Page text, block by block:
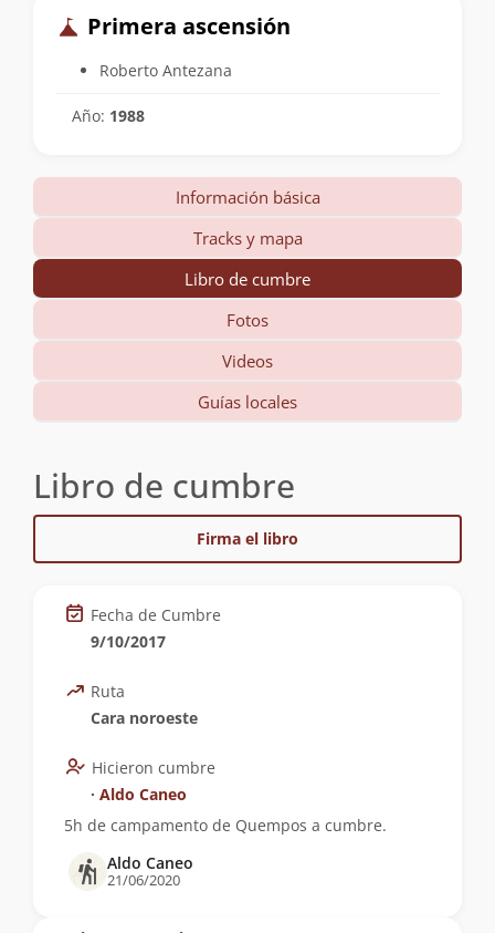
Primera ascensión
Roberto Antezana
Año: 1988
Información básica
Tracks y mapa
Libro de cumbre
Fotos
Videos
Guías locales
Libro de cumbre
Firma el libro
Fecha de Cumbre
9/10/2017
Ruta
Cara noroeste
Hicieron cumbre
∙ Aldo Caneo
5h de campamento de Quempos a cumbre.
Aldo Caneo
21/06/2020